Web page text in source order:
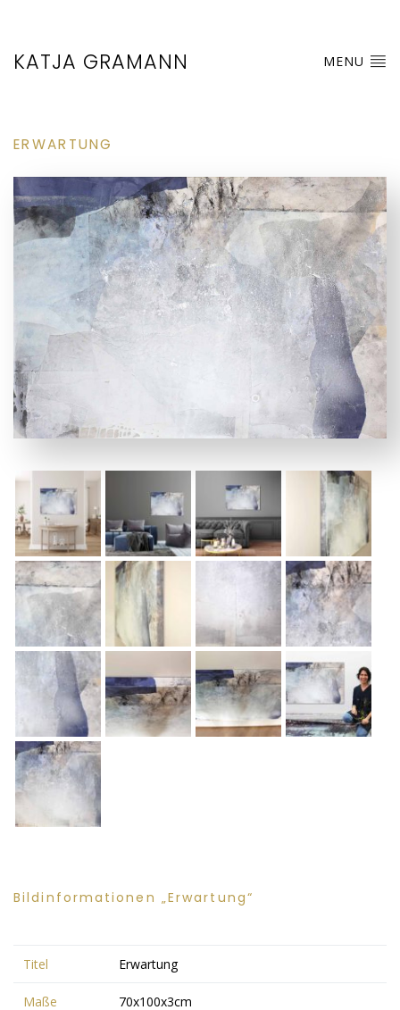
KATJA GRAMANN MENU
ERWARTUNG
Bildinformationen „Erwartung“
Titel Erwartung
Maße 70x100x3cm